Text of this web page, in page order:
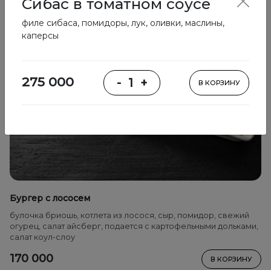
Бургер с лососем
булочка бриошь, котлета из лосося, сыр, помидор, свежий
огурец, салат айсберг, подается с картофельными дольками,
салат коул-слоу
170 000 В КОРЗИНУ
Сибас в томатном соусе
филе сибаса, помидоры, лук, оливки, маслины,
каперсы
275 000 - 1 + В КОРЗИНУ